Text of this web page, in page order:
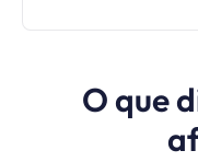
O que